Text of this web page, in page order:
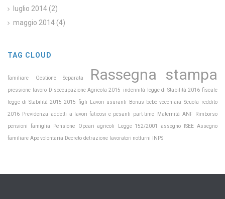
luglio 2014 (2)
maggio 2014 (4)
TAG CLOUD
familiare Gestione Separata Rassegna stampa
pressione lavoro Disoccupazione Agricola 2015 indennità legge di Stabilità 2016 fiscale
legge di Stabilità 2015 2015 figli Lavori usuranti Bonus bebè vecchiaia Scuola reddito
2016 Previdenza addetti a lavori faticosi e pesanti part-time Maternità ANF Rimborso
pensioni famiglia Pensione Opeari agricoli Legge 152/2001 assegno ISEE Assegno
familiare Ape volontaria Decreto detrazione lavoratori notturni INPS